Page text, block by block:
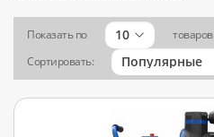
Показать по 10
товаров
Сортировать:
Популярные